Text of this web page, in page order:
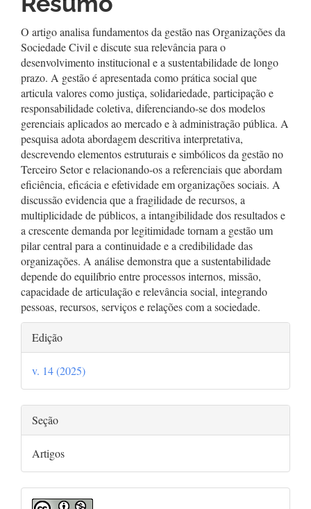
O artigo analisa fundamentos da gestão nas Organizações da
Sociedade Civil e discute sua relevância para o
desenvolvimento institucional e a sustentabilidade de longo
prazo. A gestão é apresentada como prática social que
articula valores como justiça, solidariedade, participação e
responsabilidade coletiva, diferenciando-se dos modelos
gerenciais aplicados ao mercado e à administração pública. A
pesquisa adota abordagem descritiva interpretativa,
descrevendo elementos estruturais e simbólicos da gestão no
Terceiro Setor e relacionando-os a referenciais que abordam
eficiência, eficácia e efetividade em organizações sociais. A
discussão evidencia que a fragilidade de recursos, a
multiplicidade de públicos, a intangibilidade dos resultados e
a crescente demanda por legitimidade tornam a gestão um
pilar central para a continuidade e a credibilidade das
organizações. A análise demonstra que a sustentabilidade
depende do equilíbrio entre processos internos, missão,
capacidade de articulação e relevância social, integrando
pessoas, recursos, serviços e relações com a sociedade.
Detalhes
do
artigo
Edição
v. 14 (2025)
Seção
Artigos